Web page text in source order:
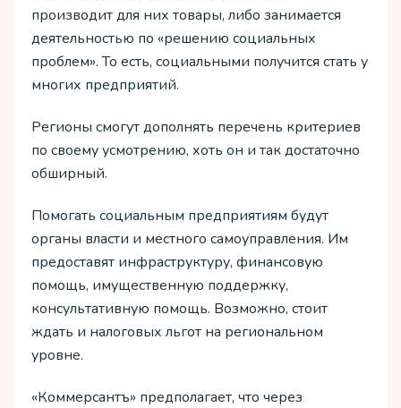
производит для них товары, либо занимается
деятельностью по «решению социальных
проблем». То есть, социальными получится стать у
многих предприятий.
Регионы смогут дополнять перечень критериев
по своему усмотрению, хоть он и так достаточно
обширный.
Помогать социальным предприятиям будут
органы власти и местного самоуправления. Им
предоставят инфраструктуру, финансовую
помощь, имущественную поддержку,
консультативную помощь. Возможно, стоит
ждать и налоговых льгот на региональном
уровне.
«Коммерсантъ» предполагает, что через